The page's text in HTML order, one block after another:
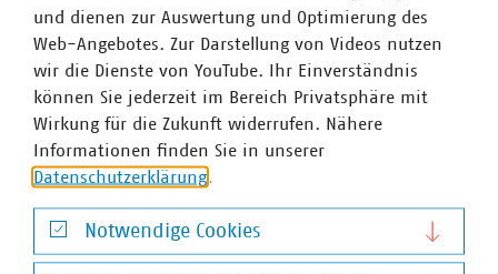
Annika Herzhoff
Senior Fachgebietsleiterin für Energietechnik und
Systemintegration
+49 30 58580-389
herzhoff(at)vku(dot)de
und dienen zur Auswertung und Optimierung des
Web-Angebotes. Zur Darstellung von Videos nutzen
wir die Dienste von YouTube. Ihr Einverständnis
können Sie jederzeit im Bereich Privatsphäre mit
Wirkung für die Zukunft widerrufen. Nähere
Informationen finden Sie in unserer
Datenschutzerklärung
Notwendige Cookies
Notwendige Cookies